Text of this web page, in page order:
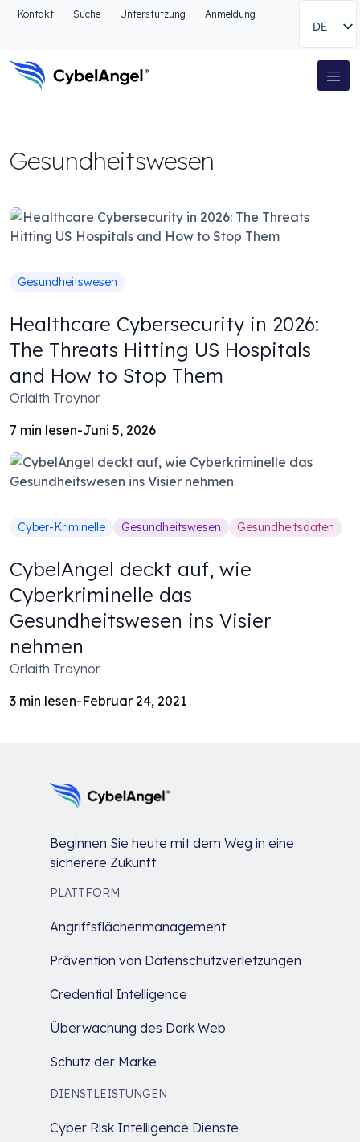
Zum Kopfbereich
Zur Suche gehen
Zum Fußbereich
Kontakt Suche Unterstützung Anmeldung
DE
Hauptnavigation
Gesundheitswesen
Gesundheitswesen
Healthcare Cybersecurity in 2026:
The Threats Hitting US Hospitals
and How to Stop Them
Orlaith Traynor
7 min lesen-Juni 5, 2026
Cyber-Kriminelle Gesundheitswesen Gesundheitsdaten
CybelAngel deckt auf, wie
Cyberkriminelle das
Gesundheitswesen ins Visier
nehmen
Orlaith Traynor
3 min lesen-Februar 24, 2021
Beginnen Sie heute mit dem Weg in eine
sicherere Zukunft.
PLATTFORM
Angriffsflächenmanagement
Prävention von Datenschutzverletzungen
Credential Intelligence
Überwachung des Dark Web
Schutz der Marke
DIENSTLEISTUNGEN
Cyber Risk Intelligence Dienste